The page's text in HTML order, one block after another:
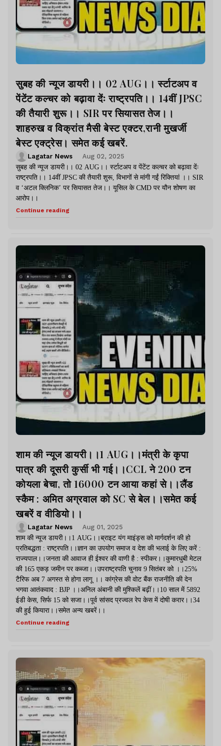
सुबह की न्यूज डायरी।। 02 AUG।। र्स्टाटअप व
पेंटेंट कल्चर को बढ़ावा देंः राष्ट्रपति।। 14वीं JPSC
की तैयारी शुरू।। SIR पर सियासत तेज।।
शाहरुख व विक्रांत मैसी बेस्ट एक्टर,रानी मुखर्जी
बेस्ट एक्ट्रेस। समेत कई खबरें.
Lagatar News
Aug 02, 2025
सुबह की न्यूज डायरी।। 02 AUG।। र्स्टाटअप व पेंटेंट कल्चर को बढ़ावा देंः
राष्ट्रपति।। 14वीं JPSC की तैयारी शुरू, विभागों से मांगी गईं रिक्तियां ।। SIR
व ‘अटल क्लिनिक’ पर सियासत तेज।। यूसिल के CMD पर यौन शोषण का
आरोप।।
Continue reading
शाम की न्यूज डायरी।।1 AUG।।मंत्री के कृपा
पात्र की दूसरी कुर्सी भी गई।।CCL ने 200 टन
कोयला बेचा, तो 16000 टन आया कहां से।।लैंड
स्कैम : अमित अग्रवाल को SC से बेल।।समेत कई
खबरें व वीडियो।।
Lagatar News
Aug 01, 2025
शाम की न्यूज डायरी।।1 AUG।।ब्राइट यंग माइंड्स को मार्गदर्शन की हो
प्रतिबद्धता : राष्ट्रपति।।ज्ञान का उपयोग समाज व देश की भलाई के लिए करें :
राज्यपाल।।जनता की आवाज ही ईश्वर की वाणी है : स्पीकर।।कुमारधुबी मेटल
की 165 एकड़ जमीन पर कब्जा।।उपराष्ट्रपति चुनाव 9 सितंबर को ।।25%
टैरिफ अब 7 अगस्त से होगा लागू ।। कांग्रेस की वोट बैंक राजनीति की देन
भगवा आतंकवाद : BJP ।।अनिल अंबानी की मुश्किलें बढ़ीं।।10 साल में 5892
ईडी केस, सिर्फ 15 को सजा।।पूर्व सांसद प्रज्वल रेप केस में दोषी करार।।34
की हुई कियारा।।समेत अन्य खबरें।।
Continue reading